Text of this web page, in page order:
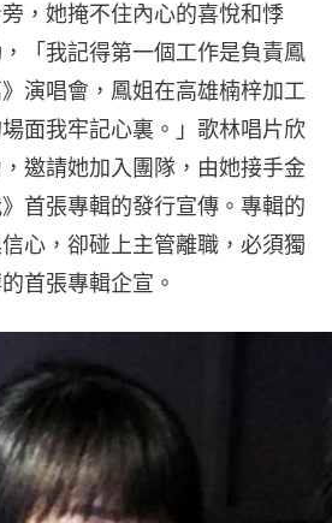
，她掩不住內心的喜悅和悸
「我記得第一個工作是負責鳳
演唱會，鳳姐在高雄楠梓加工
面我牢記心裏。」歌林唱片欣
邀請她加入團隊，由她接手金
首張專輯的發行宣傳。專輯的
心，卻碰上主管離職，必須獨
首張專輯企宣。